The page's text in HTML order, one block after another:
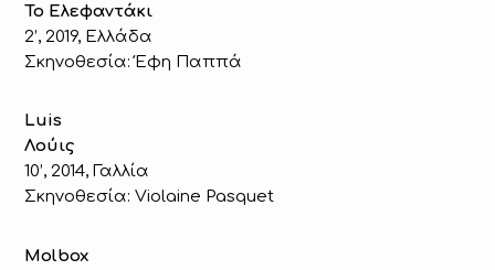
Το Ελεφαντάκι
2’, 2019, Ελλάδα
Σκηνοθεσία: Έφη Παππά
Luis
Λούις
10’, 2014, Γαλλία
Σκηνοθεσία: Violaine Pasquet
Molbox